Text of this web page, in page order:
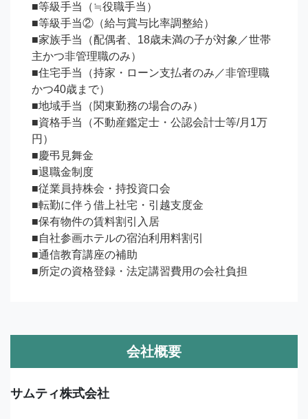
■等級手当（≒役職手当）
■等級手当②（給与賞与比率調整給）
■家族手当（配偶者、18歳未満の子が対象／世帯
主かつ非管理職のみ）
■住宅手当（持家・ローン支払者のみ／非管理職
かつ40歳まで）
■地域手当（関東勤務の場合のみ）
■資格手当（不動産鑑定士・公認会計士等/月1万
円）
■慶弔見舞金
■退職金制度
■従業員持株会・持投資口会
■転勤に伴う借上社宅・引越支度金
■保有物件の賃料割引入居
■自社参画ホテルの宿泊利用料割引
■通信教育講座の補助
■所定の資格登録・法定講習費用の会社負担
会社概要
サムティ株式会社